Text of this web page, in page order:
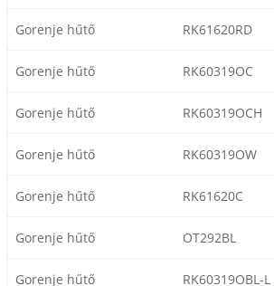
Gorenje hűtő RK61620RD
Gorenje hűtő RK60319OC
Gorenje hűtő RK60319OCH
Gorenje hűtő RK60319OW
Gorenje hűtő RK61620C
Gorenje hűtő OT292BL
Gorenje hűtő RK60319OBL-L